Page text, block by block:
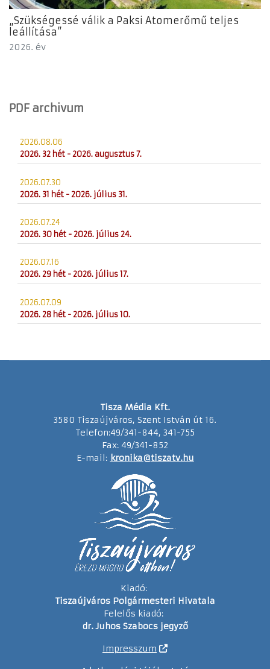
„Szükségessé válik a Paksi Atomerőmű teljes
leállítása”
2026. év
PDF archivum
2026.08.06
2026. 32 hét - 2026. augusztus 7.
2026.07.30
2026. 31 hét - 2026. július 31.
2026.07.24
2026. 30 hét - 2026. július 24.
2026.07.16
2026. 29 hét - 2026. július 17.
2026.07.09
2026. 28 hét - 2026. július 10.
Tisza Média Kft.
3580 Tiszaújváros, Szent István út 16.
Telefon:49/341-844, 341-755
Fax: 49/341-852
E-mail: kronika@tiszatv.hu
Kiadó:
Tiszaújváros Polgármesteri Hivatala
Felelős kiadó:
dr. Juhos Szabocs jegyző
Impresszum